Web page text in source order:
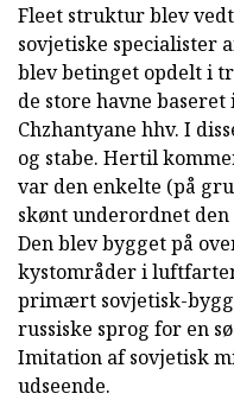
Fleet struktur blev
sovjetiske specialister
blev betinget opdelt i
de store havne
Chzhantyane hhv. I
og stabe. Hertil
var den enkelte (på
skønt underordnet den
Den blev bygget på
kystområder i
primært sovjetisk-
russiske sprog for en
Imitation af sovjetisk
udseende.